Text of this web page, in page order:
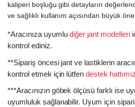
kaliperi boşluğu gibi detayların
ve sağlıklı kullanım açısından büyük
*Aracınıza uyumludiğer jant modelleri
kontrol ediniz.
**Sipariş öncesi jant ve lastiklerin
kontrol etmek için lütfendestek hattımız
***Aracınızın göbek ölçüsü farklı ise
uyumluluk sağlanabilir. Uyum için